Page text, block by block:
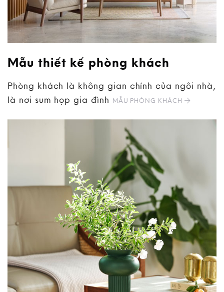
Mẫu thiết kế phòng khách
Phòng khách là không gian chính của ngôi nhà,
là nơi sum họp gia đình MẪU PHÒNG KHÁCH